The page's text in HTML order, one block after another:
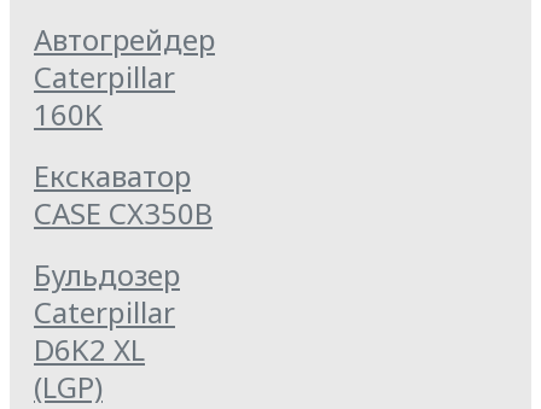
Автогрейдер
Caterpillar
160K
Екскаватор
CASE CX350B
Бульдозер
Caterpillar
D6K2 XL
(LGP)